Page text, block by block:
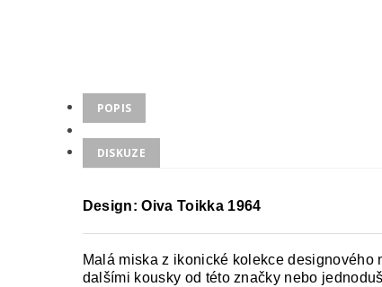
POPIS
DISKUZE
Design: Oiva Toikka 1964
Malá miska z ikonické kolekce
dalšími kousky od této značky nebo